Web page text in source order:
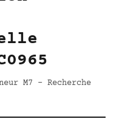
M7 - Recherche